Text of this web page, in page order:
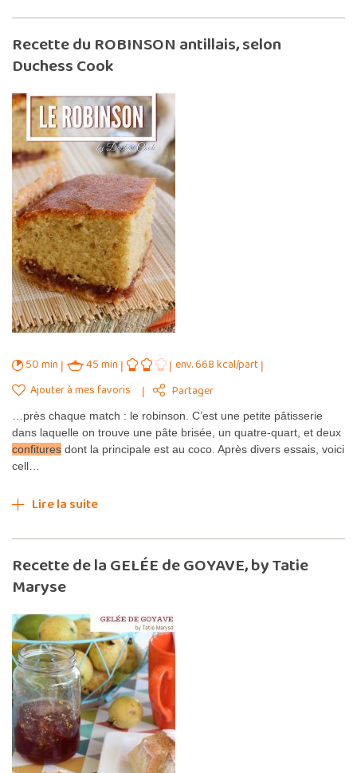
Recette du ROBINSON antillais, selon
Duchess Cook
50 min 45 min
env. 668 kcal/part
Ajouter à mes favoris
Partager
…près chaque match : le robinson. C’est une petite pâtisserie
dans laquelle on trouve une pâte brisée, un quatre-quart, et deux
confitures dont la principale est au coco. Après divers essais, voici
cell…
Lire la suite
Recette de la GELÉE de GOYAVE, by Tatie
Maryse